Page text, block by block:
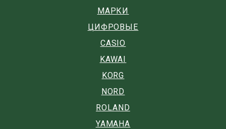
МАРКИ
ЦИФРОВЫЕ
CASIO
KAWAI
KORG
NORD
ROLAND
YAMAHA